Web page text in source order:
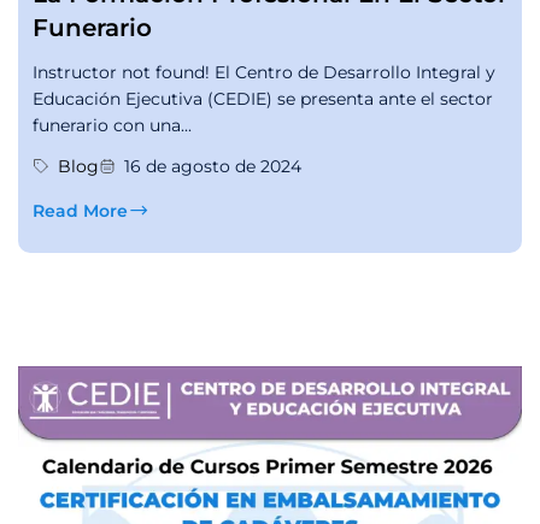
Funerario
Instructor not found! El Centro de Desarrollo Integral y
Educación Ejecutiva (CEDIE) se presenta ante el sector
funerario con una...
Blog
16 de agosto de 2024
Read More